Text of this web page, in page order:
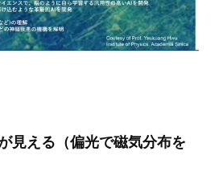
見える（偏光で磁気分布を